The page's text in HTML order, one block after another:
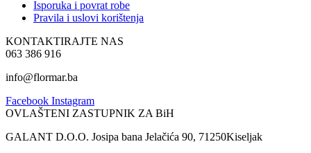
Isporuka i povrat robe
Pravila i uslovi korištenja
KONTAKTIRAJTE NAS
063 386 916
info@flormar.ba
Facebook Instagram
OVLAŠTENI ZASTUPNIK ZA BiH
GALANT D.O.O. Josipa bana Jelačića 90, 71250Kiseljak